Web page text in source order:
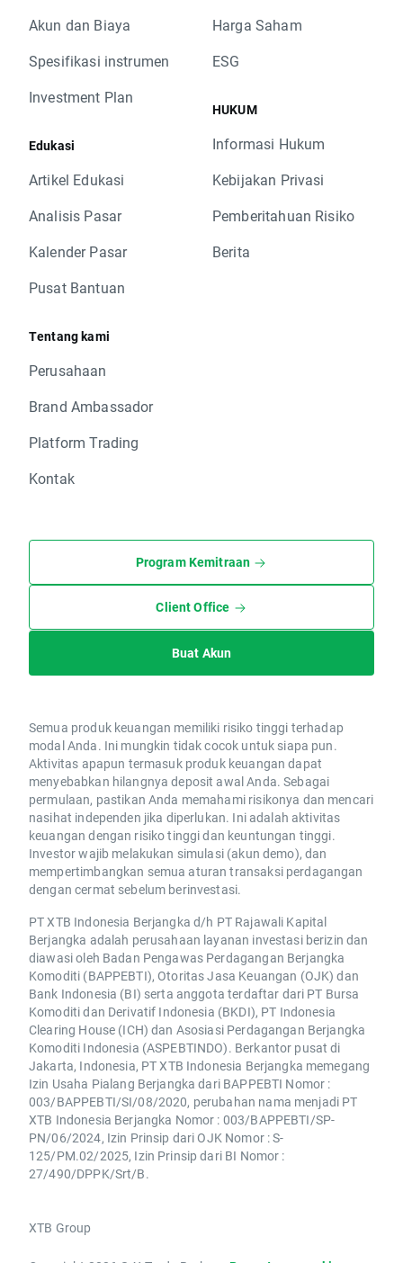
Akun dan Biaya
Spesifikasi instrumen
Investment Plan
Edukasi
Artikel Edukasi
Analisis Pasar
Kalender Pasar
Pusat Bantuan
Tentang kami
Perusahaan
Brand Ambassador
Platform Trading
Kontak
Harga Saham
ESG
HUKUM
Informasi Hukum
Kebijakan Privasi
Pemberitahuan Risiko
Berita
Program Kemitraan
Client Office
Buat Akun
Semua produk keuangan memiliki risiko tinggi terhadap
modal Anda. Ini mungkin tidak cocok untuk siapa pun.
Aktivitas apapun termasuk produk keuangan dapat
menyebabkan hilangnya deposit awal Anda. Sebagai
permulaan, pastikan Anda memahami risikonya dan mencari
nasihat independen jika diperlukan. Ini adalah aktivitas
keuangan dengan risiko tinggi dan keuntungan tinggi.
Investor wajib melakukan simulasi (akun demo), dan
mempertimbangkan semua aturan transaksi perdagangan
dengan cermat sebelum berinvestasi.
PT XTB Indonesia Berjangka d/h PT Rajawali Kapital
Berjangka adalah perusahaan layanan investasi berizin dan
diawasi oleh Badan Pengawas Perdagangan Berjangka
Komoditi (BAPPEBTI), Otoritas Jasa Keuangan (OJK) dan
Bank Indonesia (BI) serta anggota terdaftar dari PT Bursa
Komoditi dan Derivatif Indonesia (BKDI), PT Indonesia
Clearing House (ICH) dan Asosiasi Perdagangan Berjangka
Komoditi Indonesia (ASPEBTINDO). Berkantor pusat di
Jakarta, Indonesia, PT XTB Indonesia Berjangka memegang
Izin Usaha Pialang Berjangka dari BAPPEBTI Nomor :
003/BAPPEBTI/SI/08/2020, perubahan nama menjadi PT
XTB Indonesia Berjangka Nomor : 003/BAPPEBTI/SP-
PN/06/2024, Izin Prinsip dari OJK Nomor : S-
125/PM.02/2025, Izin Prinsip dari BI Nomor :
27/490/DPPK/Srt/B.
XTB Group